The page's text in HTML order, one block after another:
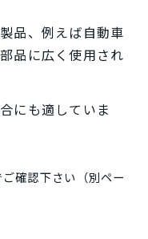
品、例えば自動車
品に広く使用され
にも適していま
ご確認下さい（別ペー